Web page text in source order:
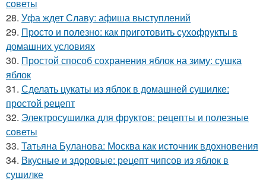
советы
28. Уфа ждет Славу: афиша выступлений
29. Просто и полезно: как приготовить сухофрукты в
домашних условиях
30. Простой способ сохранения яблок на зиму: сушка
яблок
31. Сделать цукаты из яблок в домашней сушилке:
простой рецепт
32. Электросушилка для фруктов: рецепты и полезные
советы
33. Татьяна Буланова: Москва как источник вдохновения
34. Вкусные и здоровые: рецепт чипсов из яблок в
сушилке